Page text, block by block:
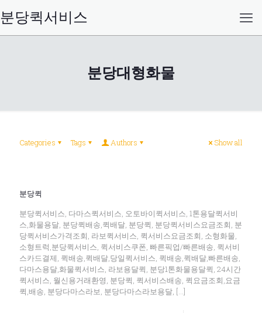
분당퀵서비스
분당대형화물
Categories Tags Authors Show all
분당퀵
분당퀵서비스, 다마스퀵서비스, 오토바이퀵서비스, 1톤용달퀵서비
스,화물용달, 분당퀵배송,퀵배달, 분당퀵, 분당퀵서비스요금조회, 분
당퀵서비스가격조회, 라보퀵서비스, 퀵서비스요금조회, 소형화물,
소형트럭,분당퀵서비스, 퀵서비스쿠폰, 빠른픽업/빠른배송, 퀵서비
스카드결제, 퀵배송,퀵배달,당일퀵서비스, 퀵배송,퀵배달,빠른배송,
다마스용달,화물퀵서비스, 라보용달퀵, 분당1톤화물용달퀵, 24시간
퀵서비스, 월신용거래환영, 분당퀵, 퀵서비스배송, 퀵요금조회,요금
퀵,배송, 분당다마스라보, 분당다마스라보용달, […]